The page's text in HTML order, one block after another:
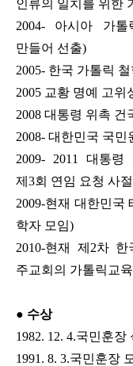
인류의 일치를 위한
2004- 아시아 가
만들어 선출)
2005- 한국 가톨릭
2005 교황 명예 고위
2008 대통령 위촉 건
2008- 대한민국 국민
2009- 2011 대통
제3회 연임 요청 사절
2009-현재 대한민국
학자 모임)
2010-현재 제2차
주교회의 가톨릭교
●​ 수상
1982. 12. 4.국민훈
1991. 8. 3.국민훈장